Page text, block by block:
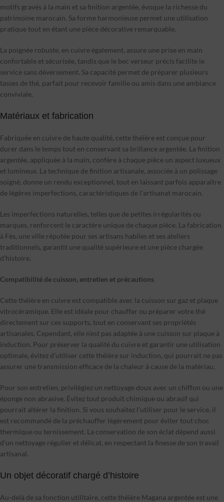
motifs gravés à la main et sa finition argentée, évoque la richesse du
patrimoine marocain. Sa forme harmonieuse permet une utilisation
pratique tout en étant une pièce décorative remarquable.
La poignée robuste, en cuivre également, assure une prise en main
confortable et sécurisée, tandis que le bec verseur précis facilite le
service sans déversement. Sa capacité permet de préparer plusieurs
tasses de thé, parfait pour recevoir famille ou amis dans une ambiance
conviviale.
Matériaux et fabrication
Fabriquée en cuivre de haute qualité, cette théière est conçue pour
durer dans le temps tout en conservant sa brillance argentée. La finition
argentée, appliquée à la main, confère à chaque pièce un aspect luxueux
et lumineux. La technique de finition artisanale, associée à un polissage
soigné, donne un rendu exceptionnel, tout en laissant parfois apparaître
de légères imperfections, caractéristiques de l’artisanat marocain.
Les imperfections naturelles, telles que de petites irrégularités ou
marques, renforcent le caractère unique de chaque pièce. La fabrication
à Fès, une ville réputée pour ses artisans habiles et ses ateliers
traditionnels, garantit une qualité supérieure et une pièce chargée
d’histoire.
Compatibilité de cuisson, entretien et précautions
Cette théière en cuivre est compatible avec la cuisson sur gaz et plaque
vitrocéramique. Elle est idéale pour chauffer ou préparer votre thé
directement sur ces supports, tout en conservant ses propriétés
artisanales. Cependant, elle n’est pas adaptée à une cuisson sur plaque à
induction. Pour préserver la qualité du cuivre et garantir une utilisation
optimale, évitez d’utiliser cette théière sur induction, qui pourrait ne pas
assurer une transmission efficace de la chaleur à cause de la matériau.
Pour son entretien, privilégiez un nettoyage doux avec un chiffon ou une
éponge non abrasive. Évitez tout produit chimique ou abrasif qui
pourrait altérer la finition. Si vous souhaitez l’utiliser pour le service, il
est recommandé de la préchauffer légèrement pour éviter tout choc
thermique ou ternissement. La conservation de son éclat dépend aussi
d’un nettoyage régulier et délicat, en respectant la finesse de son travail
artisanal.
Un objet décoratif chargé d’histoire
Au-delà de sa fonction utilitaire, cette théière Magana argentée est une